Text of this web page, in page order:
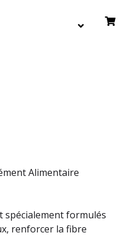
Alimentaire
spécialement formulés
renforcer la fibre